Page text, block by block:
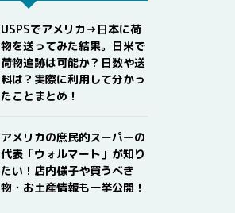
USPSでアメリカ→日本に荷
物を送ってみた結果。日米で
荷物追跡は可能か？日数や送
料は？実際に利用して分かっ
たことまとめ！
アメリカの庶民的スーパーの
代表「ウォルマート」が知り
たい！店内様子や買うべき
物・お土産情報も一挙公開！